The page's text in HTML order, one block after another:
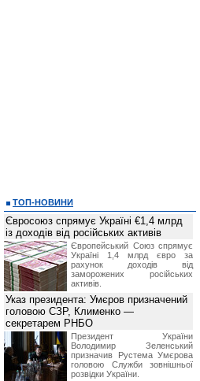
ТОП-НОВИНИ
Євросоюз спрямує Україні €1,4 млрд
із доходів від російських активів
Європейський Союз спрямує
Україні 1,4 млрд євро за
рахунок доходів від
заморожених російських
активів.
Указ президента: Умєров призначений
головою СЗР, Клименко —
секретарем РНБО
Президент України
Володимир Зеленський
призначив Pустема Умєрова
головою Служби зовнішньої
розвідки України.